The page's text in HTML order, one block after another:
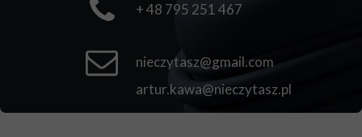
nieczytasz@gmail.com
artur.kawa@nieczytasz.pl
+ 48 795 251 467